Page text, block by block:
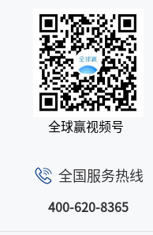
全球赢视频号
全国服务热线
400-620-8365